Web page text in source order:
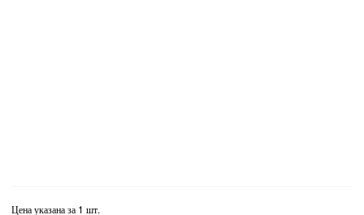
Цена указана за 1 шт.